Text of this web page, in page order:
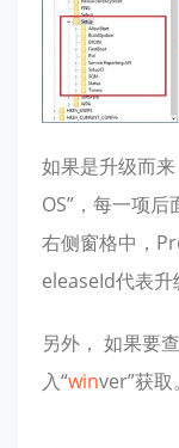
如果是升级而
OS”，每一项
右侧窗格中，
eleaseId代表升
另外， 如果要
入“winver”获取。